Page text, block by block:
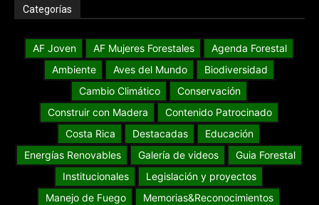
Categorías
AF Joven AF Mujeres Forestales
Agenda Forestal
Ambiente
Aves del Mundo
Biodiversidad
Cambio Climático
Conservación
Construir con Madera
Contenido Patrocinado
Costa Rica
Destacadas
Educación
Energías Renovables
Galería de videos
Guia Forestal
Institucionales
Legislación y proyectos
Manejo de Fuego
Memorias&Reconocimientos